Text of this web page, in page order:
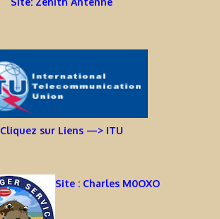
Cliquez sur Liens —> ITU
Site : Charles M0OXO